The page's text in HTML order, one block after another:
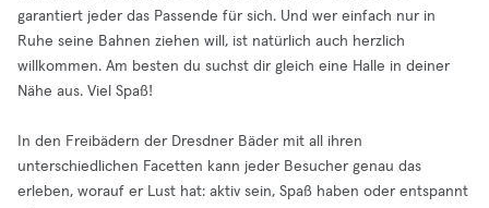
garantiert jeder das Passende für sich. Und wer einfach nur in
Ruhe seine Bahnen ziehen will, ist natürlich auch herzlich
willkommen. Am besten du suchst dir gleich eine Halle in deiner
Nähe aus. Viel Spaß!
In den Freibädern der Dresdner Bäder mit all ihren
unterschiedlichen Facetten kann jeder Besucher genau das
erleben, worauf er Lust hat: aktiv sein, Spaß haben oder entspannt